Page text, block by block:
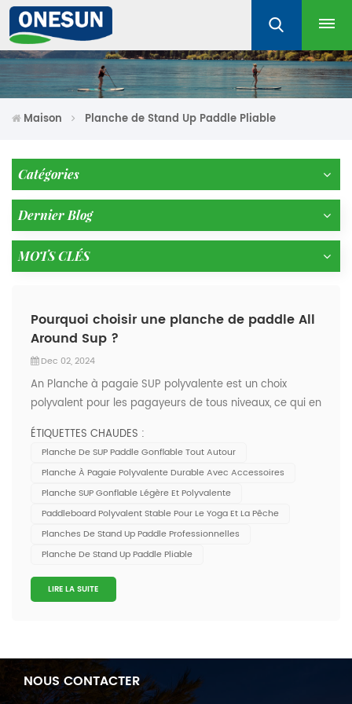
Maison Planche de Stand Up Paddle Pliable
Catégories
Dernier Blog
MOTS CLÉS
Pourquoi choisir une planche de paddle All
Around Sup ?
Dec 02, 2024
An Planche à pagaie SUP polyvalente est un choix
polyvalent pour les pagayeurs de tous niveaux, ce qui en
fait l'un des types de paddleboards les plus populaires.
Voici pourquoi vous pourriez choisir une planche de SUP
polyvalente : 1. Polyvalence pour diverses activitésEau
plate et petites va...
ÉTIQUETTES CHAUDES :
Planche De SUP Paddle Gonflable Tout Autour
Planche À Pagaie Polyvalente Durable Avec Accessoires
Planche SUP Gonflable Légère Et Polyvalente
Paddleboard Polyvalent Stable Pour Le Yoga Et La Pêche
Planches De Stand Up Paddle Professionnelles
Planche De Stand Up Paddle Pliable
LIRE LA SUITE
NOUS CONTACTER